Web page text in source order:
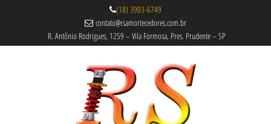
(18) 3903-6749
contato@rsamortecedores.com.br
R. Antônio Rodrigues, 1259 – Vila Formosa, Pres. Prudente – SP